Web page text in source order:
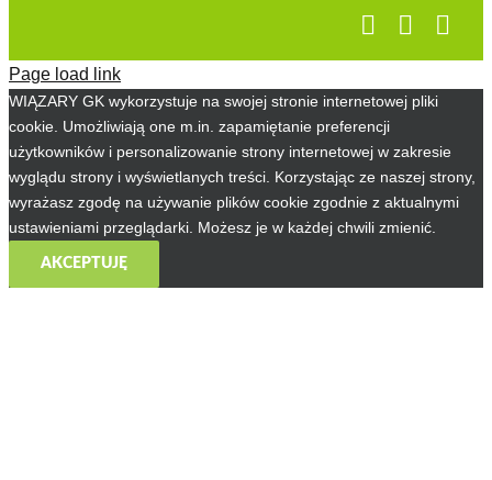
Page load link
WIĄZARY GK wykorzystuje na swojej stronie internetowej pliki
cookie. Umożliwiają one m.in. zapamiętanie preferencji
użytkowników i personalizowanie strony internetowej w zakresie
wyglądu strony i wyświetlanych treści. Korzystając ze naszej strony,
wyrażasz zgodę na używanie plików cookie zgodnie z aktualnymi
ustawieniami przeglądarki. Możesz je w każdej chwili zmienić.
AKCEPTUJĘ